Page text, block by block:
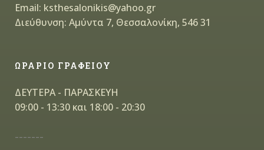
Email: ksthesalonikis@yahoo.gr
Διεύθυνση: Αμύντα 7, Θεσσαλονίκη, 546 31
ΩΡΑΡΙΟ ΓΡΑΦΕΙΟΥ
ΔΕΥΤΕΡΑ - ΠΑΡΑΣΚΕΥΗ
09:00 - 13:30 και 18:00 - 20:30
-------